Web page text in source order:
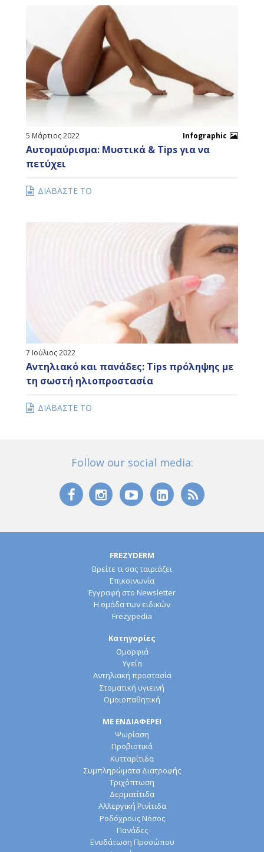
5 Μάρτιος 2022
πετύχει
7 Ιούλιος 2022
τη σωστή ηλιοπροστασία
Follow our social media:
FREZYDERM
Βρείτε τι σας ταιριάζει
Επικοινωνία
Εγγραφή στο Newsletter
Η ομάδα των ειδικών
Frezypedia
Κατηγορίες
Ομορφιά
Υγεία
Αντηλιακή προστασία
Στοματική υγιεινή
Ομοιοπαθητική
ΜΕ ΕΝΔΙΑΦΕΡΕΙ
Ψωρίαση
Προβιοτικά
Κυτταρίτιδα
Συμπληρώματα Διατροφής
Τριχόπτωση
Δερματίτιδα
Αλλεργική Ρινίτιδα
Ροδόχρους Νόσος